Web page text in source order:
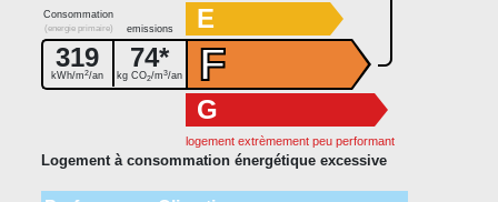
E
F
Consommation
(energie primaire) emissions
319
kWh/m2/an
74*
kg CO2/m3/an
G
logement extrèmement peu performant
Logement à consommation énergétique excessive